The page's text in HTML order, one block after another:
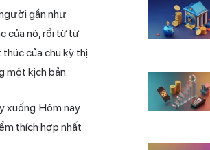
gần như
của nó, rồi từ từ
của chu kỳ thị
một kịch bản.
xuống. Hôm nay
thích hợp nhất